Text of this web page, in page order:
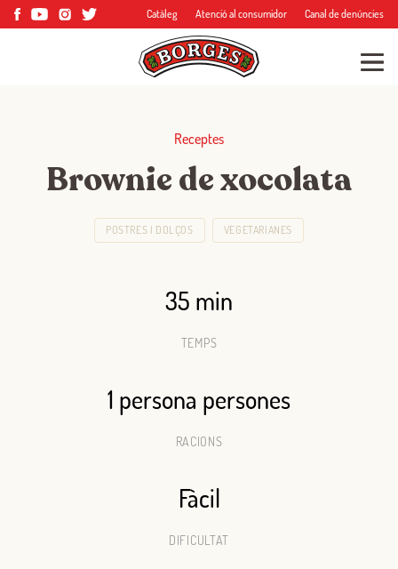
Catàleg Atenció al consumidor Canal de denúncies
Receptes
Brownie de xocolata
POSTRES I DOLÇOS VEGETARIANES
35 min
TEMPS
1 persona persones
RACIONS
Fàcil
DIFICULTAT